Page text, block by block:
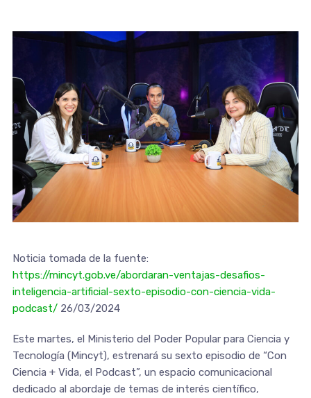
Noticia tomada de la fuente:
https://mincyt.gob.ve/abordaran-ventajas-desafios-
inteligencia-artificial-sexto-episodio-con-ciencia-vida-
podcast/26/03/2024
Este martes, el Ministerio del Poder Popular para Ciencia y
Tecnología (Mincyt), estrenará su sexto episodio de “Con
Ciencia + Vida, el Podcast”, un espacio comunicacional
dedicado al abordaje de temas de interés científico,